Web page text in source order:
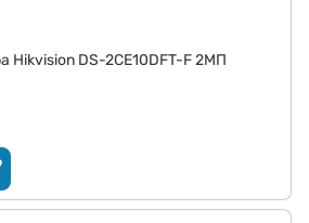
Hikvision DS-2CE10DFT-F 2МП